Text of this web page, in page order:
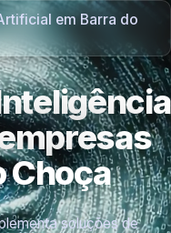
em Barra do
Choça
soluções de